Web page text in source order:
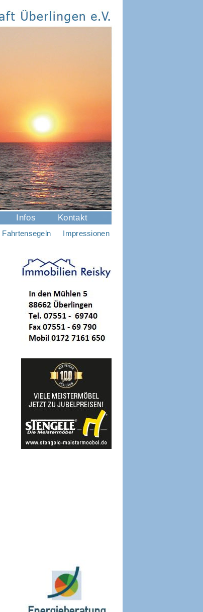
Fahrtensegeln Impressionen
Infos Kontakt